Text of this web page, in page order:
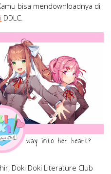
bisa mendownloadnya di
DDLC.
Doki Doki Literature Club